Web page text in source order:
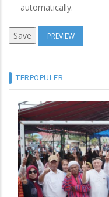
automatically.
TERPOPULER